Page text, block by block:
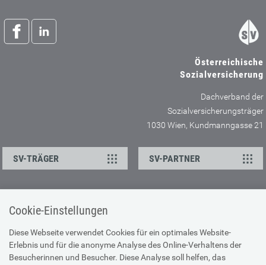
Cookie-Einstellungen
Diese Webseite verwendet Cookies für ein optimales Website-
Erlebnis und für die anonyme Analyse des Online-Verhaltens der
Besucherinnen und Besucher. Diese Analyse soll helfen, das
Österreichische
Sozialversicherung
Dachverband der
Sozialversicherungsträger
1030 Wien, Kundmanngasse 21
SV-TRÄGER SV-PARTNER
ÜBER UNS
Offene Stellen
Presse
Browser-Info & Sicherheit
Hilfe zur Suche